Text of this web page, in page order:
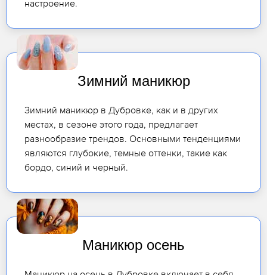
настроение.
Зимний маникюр
Зимний маникюр в Дубровке, как и в других
местах, в сезоне этого года, предлагает
разнообразие трендов. Основными тенденциями
являются глубокие, темные оттенки, такие как
бордо, синий и черный.
Маникюр осень